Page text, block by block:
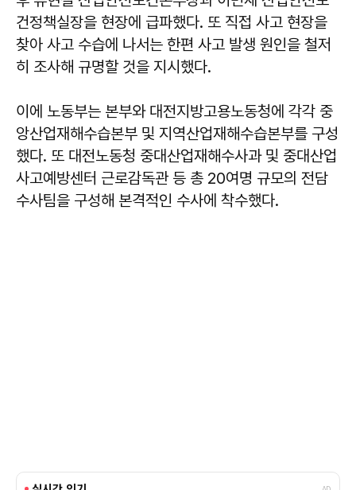
건정책실장을 현장에 급파했다. 또 직접 사고 현장을
찾아 사고 수습에 나서는 한편 사고 발생 원인을 철저
히 조사해 규명할 것을 지시했다.
이에 노동부는 본부와 대전지방고용노동청에 각각 중
앙산업재해수습본부 및 지역산업재해수습본부를 구성
했다. 또 대전노동청 중대산업재해수사과 및 중대산업
사고예방센터 근로감독관 등 총 20여명 규모의 전담
수사팀을 구성해 본격적인 수사에 착수했다.